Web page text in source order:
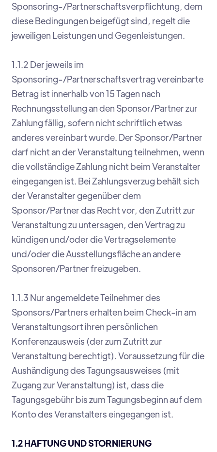
Sponsoring-/Partnerschaftsverpflichtung, dem
diese Bedingungen beigefügt sind, regelt die
jeweiligen Leistungen und Gegenleistungen.
1.1.2 Der jeweils im
Sponsoring-/Partnerschaftsvertrag vereinbarte
Betrag ist innerhalb von 15 Tagen nach
Rechnungsstellung an den Sponsor/Partner zur
Zahlung fällig, sofern nicht schriftlich etwas
anderes vereinbart wurde. Der Sponsor/Partner
darf nicht an der Veranstaltung teilnehmen, wenn
die vollständige Zahlung nicht beim Veranstalter
eingegangen ist. Bei Zahlungsverzug behält sich
der Veranstalter gegenüber dem
Sponsor/Partner das Recht vor, den Zutritt zur
Veranstaltung zu untersagen, den Vertrag zu
kündigen und/oder die Vertragselemente
und/oder die Ausstellungsfläche an andere
Sponsoren/Partner freizugeben.
1.1.3 Nur angemeldete Teilnehmer des
Sponsors/Partners erhalten beim Check-in am
Veranstaltungsort ihren persönlichen
Konferenzausweis (der zum Zutritt zur
Veranstaltung berechtigt). Voraussetzung für die
Aushändigung des Tagungsausweises (mit
Zugang zur Veranstaltung) ist, dass die
Tagungsgebühr bis zum Tagungsbeginn auf dem
Konto des Veranstalters eingegangen ist.
1.2 HAFTUNG UND STORNIERUNG